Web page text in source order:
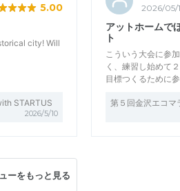
5.00
city! Will
STARTUS
2026/5/10
2026/05/
アットホームで
ト
こういう大会に参
く、練習し始めて
目標つくるために
第５回金沢エコ
ーをもっと見る